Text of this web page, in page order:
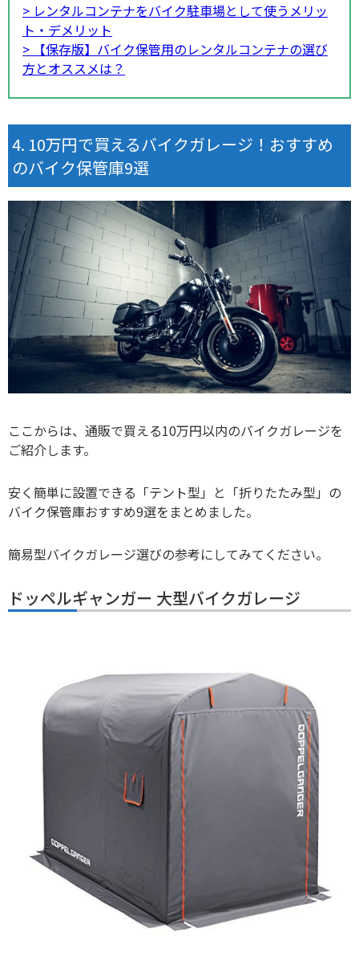
> レンタルコンテナをバイク駐車場として使うメリッ
ト・デメリット
> 【保存版】バイク保管用のレンタルコンテナの選び
方とオススメは？
10万円で買えるバイクガレージ！おすすめ
のバイク保管庫9選
ここからは、通販で買える10万円以内のバイクガレージを
ご紹介します。
安く簡単に設置できる「テント型」と「折りたたみ型」の
バイク保管庫おすすめ9選をまとめました。
簡易型バイクガレージ選びの参考にしてみてください。
ドッペルギャンガー 大型バイクガレージ